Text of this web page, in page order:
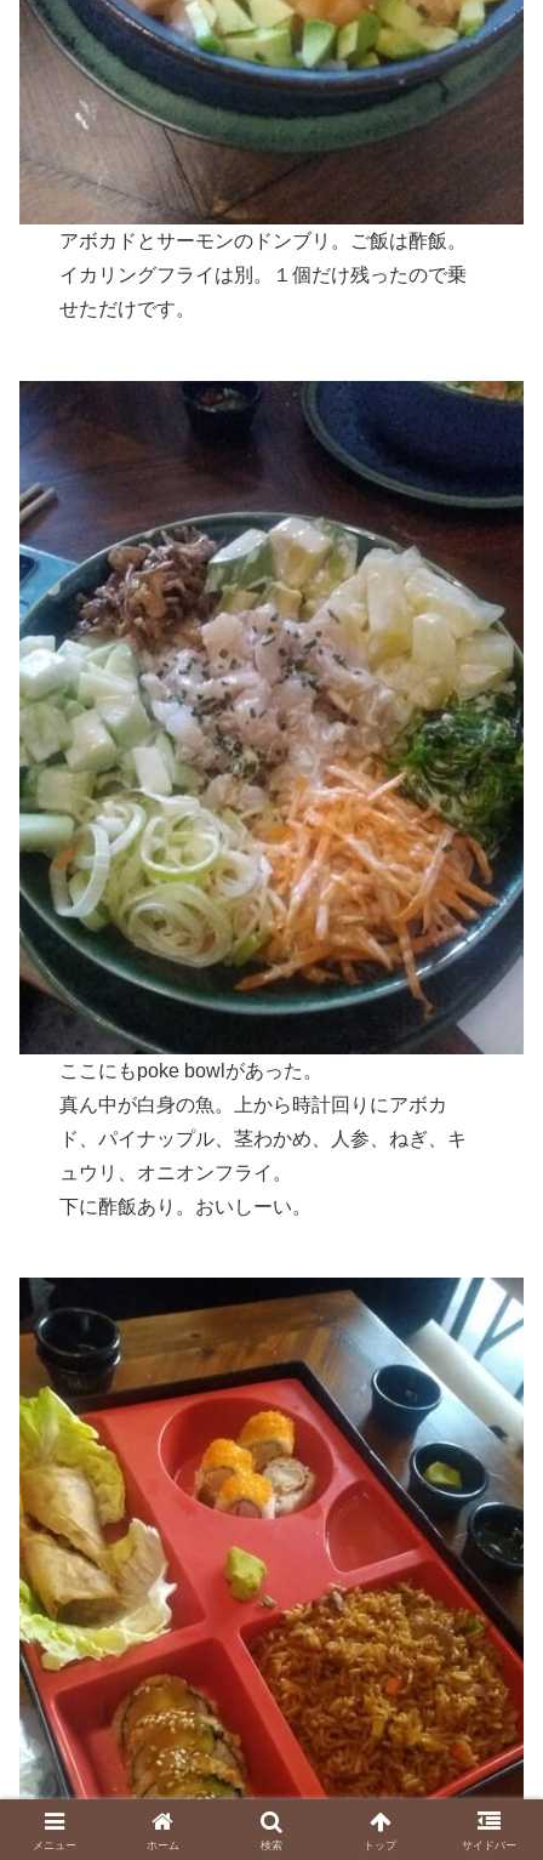
アボカドとサーモンのドンブリ。ご飯は酢飯。
イカリングフライは別。１個だけ残ったので乗
せただけです。
ここにもpoke bowlがあった。
真ん中が白身の魚。上から時計回りにアボカ
ド、パイナップル、茎わかめ、人参、ねぎ、キ
ュウリ、オニオンフライ。
下に酢飯あり。おいしーい。
メニュー ホーム 検索 トップ サイドバー